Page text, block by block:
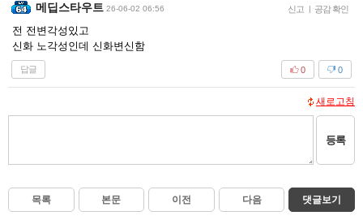
메딥스타우트 26-06-02 06:56 신고 | 공감 확인
전 전변각성있고
신화 노각성인데 신화변신함
답글 0
0
새로고침
등록
목록 본문 이전 다음 댓글보기